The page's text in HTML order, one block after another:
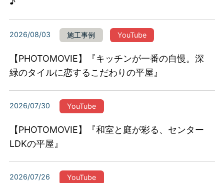
2026/08/03 施工事例 YouTube
【PHOTOMOVIE】『キッチンが一番の自慢。深
緑のタイルに恋するこだわりの平屋』
2026/07/30 YouTube
【PHOTOMOVIE】『和室と庭が彩る、センター
LDKの平屋』
2026/07/26 YouTube